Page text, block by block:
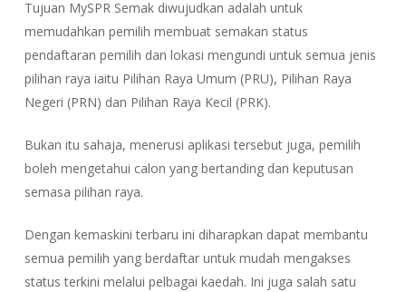
Tujuan MySPR Semak diwujudkan adalah untuk
memudahkan pemilih membuat semakan status
pendaftaran pemilih dan lokasi mengundi untuk semua jenis
pilihan raya iaitu Pilihan Raya Umum (PRU), Pilihan Raya
Negeri (PRN) dan Pilihan Raya Kecil (PRK).
Bukan itu sahaja, menerusi aplikasi tersebut juga, pemilih
boleh mengetahui calon yang bertanding dan keputusan
semasa pilihan raya.
Dengan kemaskini terbaru ini diharapkan dapat membantu
semua pemilih yang berdaftar untuk mudah mengakses
status terkini melalui pelbagai kaedah. Ini juga salah satu